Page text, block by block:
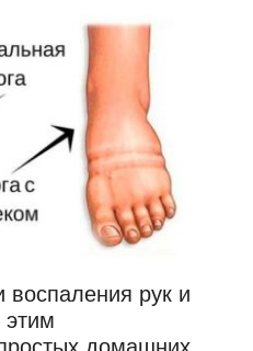
воспаления рук и